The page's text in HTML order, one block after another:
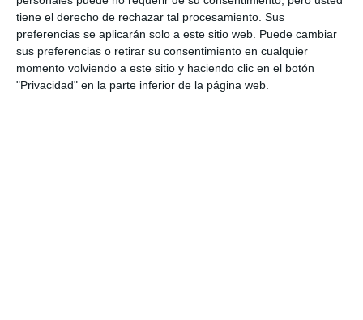
tiene el derecho de rechazar tal procesamiento. Sus
preferencias se aplicarán solo a este sitio web. Puede cambiar
sus preferencias o retirar su consentimiento en cualquier
momento volviendo a este sitio y haciendo clic en el botón
"Privacidad" en la parte inferior de la página web.